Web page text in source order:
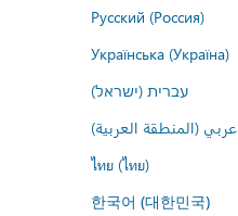
Русский (Россия)
Українська (Україна)
עברית (ישראל)
عربي (المنطقة العربية)
ไทย (ไทย)
한국어 (대한민국)